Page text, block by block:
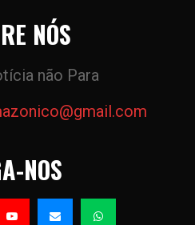
NÓS
não Para
NOS